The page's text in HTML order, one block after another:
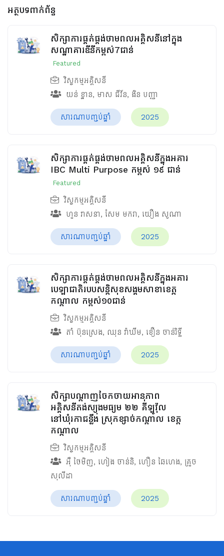
អត្ថបទពាក់ព័ន្ធ
សិក្សាការផ្គត់ផ្គង់ថាមពលអគ្គិសនីនៅក្នុង
សណ្ឋាគារឌីនីកម្ពស់7ជាន់
Featured
វិស្វកម្មអគ្គិសនី
យន់ ខ្នាន, មាស ជីវ័ន, ងិន បញ្ញា
សារណាបញ្ចប់ឆ្នាំ 2025
សិក្សាការផ្គត់ផ្គង់ថាមពលអគ្គិសនីក្នុងអគារ
IBC Multi Purpose កម្ពស់ ១៩ ជាន់
Featured
វិស្វកម្មអគ្គិសនី
ហួន​ វាសនា, សែម មករា, យឿង សូណា
សារណាបញ្ចប់ឆ្នាំ 2025
សិក្សាការផ្គត់ផ្គង់ថាមពលអគ្គិសនីក្នុងអគារ
បេឡាជាតិរបបសន្តិសុខ​សង្គមសាខាខេត្ត
កណ្តាល កម្ពស់១០ជាន់
វិស្វកម្មអគ្គិសនី
តាំ ប៊ុនស្រេង, ឈុន វ៉ាឃីម​, ខឿន ចាន់រិទ្ធី​
សារណាបញ្ចប់ឆ្នាំ 2025
សិក្សាបណ្តាញចែកចាយអានុភាព
អគ្គិសនីតង់ស្យុងមធ្យម ២២ គីឡូវ៉ុល
នៅឃុំរកាជន្លឹង ស្រុកខ្សាច់កណ្ដាល ខេត្ត
កណ្ដាល
វិស្វកម្មអគ្គិសនី
អ៊ឺ ថៃមិញ, ហៀង ចាន់និ, ហឿន ឆៃហេង, គ្រួច
សុលីដា
សារណាបញ្ចប់ឆ្នាំ 2025